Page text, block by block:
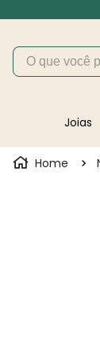
O que você
Joias